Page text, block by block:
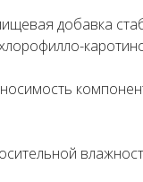
добавка